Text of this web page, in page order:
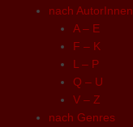
nach AutorInnen
A – E
F – K
L – P
Q – U
V – Z
nach Genres